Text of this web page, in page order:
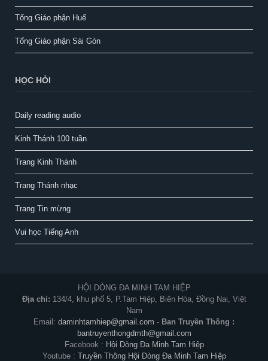
Tổng Giáo phận Huế
Tổng Giáo phận Sài Gòn
HỌC HỎI
Daily reading audio
Kinh Thánh 100 tuần
Trang Kinh Thánh
Trang Thánh nhạc
Trang Tin mừng
Vui học Tiếng Anh
HỘI DÒNG ĐA MINH TAM HIỆP
Địa chỉ: 134/4, khu phố 5, P.Tam Hiệp, Biên Hòa, Đồng Nai, Việt
Nam
Email: daminhtamhiep@gmail.com - Ban Truyền Thông :
bantruyenthongdmth@gmail.com
Facebook : Hội Dòng Đa Minh Tam Hiệp
Youtube : Truyền Thông Hội Dòng Đa Minh Tam Hiệp